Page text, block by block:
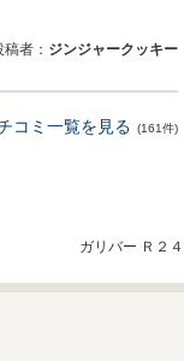
稿者： ジンジャークッキー
コミ一覧を見る (161件)
ガリバー Ｒ２